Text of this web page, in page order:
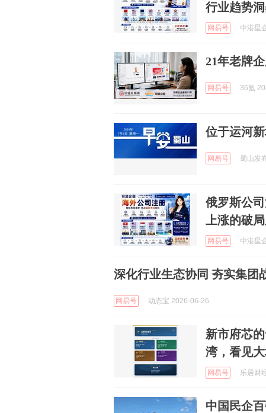
行业趋势
网易号 中港星
21年老牌
网易号 36氪
位于运河
网易号 蜀山发
俄罗斯公
上涨的破
网易号 中港星
深化行业生态协同 夯实集团
网易号 动态宝 2026-06-26
新市府芯
湾，看见
网易号 乐居财
中国民企